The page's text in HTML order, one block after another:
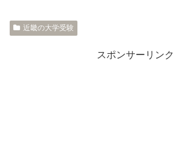
近畿の大学受験
スポンサーリンク